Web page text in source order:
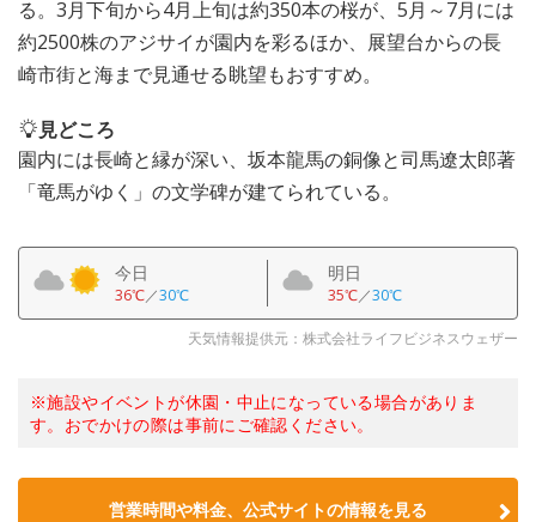
る。3月下旬から4月上旬は約350本の桜が、5月～7月には
約2500株のアジサイが園内を彩るほか、展望台からの長
崎市街と海まで見通せる眺望もおすすめ。
見どころ
園内には長崎と縁が深い、坂本龍馬の銅像と司馬遼太郎著
「竜馬がゆく」の文学碑が建てられている。
今日
36℃／30℃
明日
35℃／30℃
天気情報提供元：株式会社ライフビジネスウェザー
※施設やイベントが休園・中止になっている場合がありま
す。おでかけの際は事前にご確認ください。
営業時間や料金、公式サイトの情報を見る